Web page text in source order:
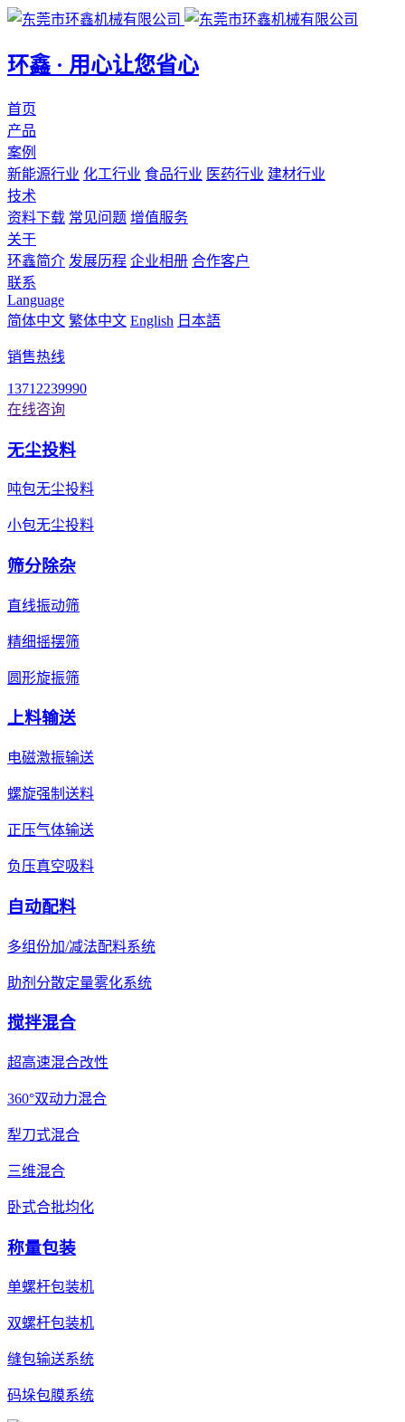
环鑫 · 用心让您省心
首页
产品
案例
新能源行业 化工行业 食品行业 医药行业 建材行业
技术
资料下载 常见问题 增值服务
关于
环鑫简介 发展历程 企业相册 合作客户
联系
Language
简体中文 繁体中文 English 日本語
销售热线
13712239990
在线咨询
无尘投料
吨包无尘投料
小包无尘投料
筛分除杂
直线振动筛
精细摇摆筛
圆形旋振筛
上料输送
电磁激振输送
螺旋强制送料
正压气体输送
负压真空吸料
自动配料
多组份加/减法配料系统
助剂分散定量雾化系统
搅拌混合
超高速混合改性
360°双动力混合
犁刀式混合
三维混合
卧式合批均化
称量包装
单螺杆包装机
双螺杆包装机
缝包输送系统
码垛包膜系统